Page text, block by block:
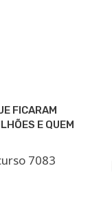
FICARAM
E QUEM